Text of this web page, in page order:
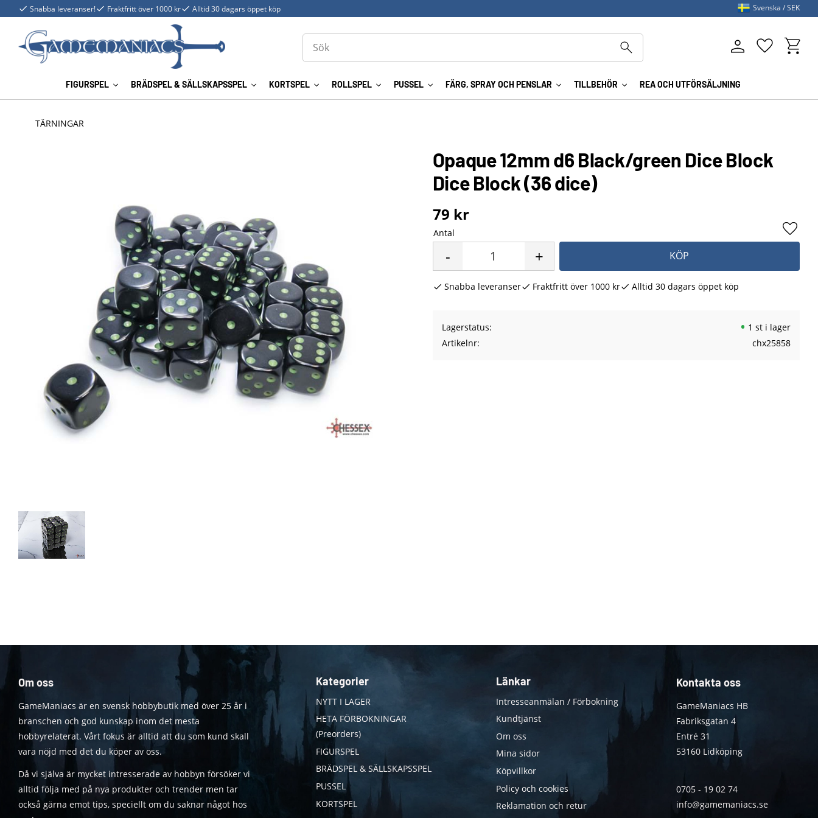
Snabba leveranser! Fraktfritt över 1000 kr Alltid 30 dagars öppet köp
FIGURSPEL BRÄDSPEL & SÄLLSKAPSSPEL KORTSPEL ROLLSPEL PUSSEL FÄRG, SPRAY OCH PENSLAR TILLBEHÖR REA OCH UTFÖRSÄLJNING
Favoriter
Svenska SEK
TÄRNINGAR
Opaque 12mm d6 Black/green Dice Block
Dice Block (36 dice)
79 kr
Antal
+
- KÖP
Lägg
Snabba leveranser Fraktfritt över 1000 kr Alltid 30 dagars öppet köp
Lagerstatus
1 st i lager
Artikelnr
chx25858
Om oss
GameManiacs är en svensk hobbybutik med över 25 år i
branschen och god kunskap inom det mesta
hobbyrelaterat. Vårt fokus är alltid att du som kund skall
vara nöjd med det du köper av oss.
Då vi själva är mycket intresserade av hobbyn försöker vi
alltid följa med på nya produkter och trender men tar
också gärna emot tips, speciellt om du saknar något hos
Kategorier
NYTT I LAGER
HETA FÖRBOKNINGAR
(Preorders)
FIGURSPEL
BRÄDSPEL & SÄLLSKAPSSPEL
PUSSEL
KORTSPEL
Länkar
Intresseanmälan / Förbokning
Kundtjänst
Om oss
Mina sidor
Köpvillkor
Policy och cookies
Reklamation och retur
Kontakta oss
GameManiacs HB
Fabriksgatan 4
Entré 31
53160 Lidköping
0705 - 19 02 74
info@gamemaniacs.se